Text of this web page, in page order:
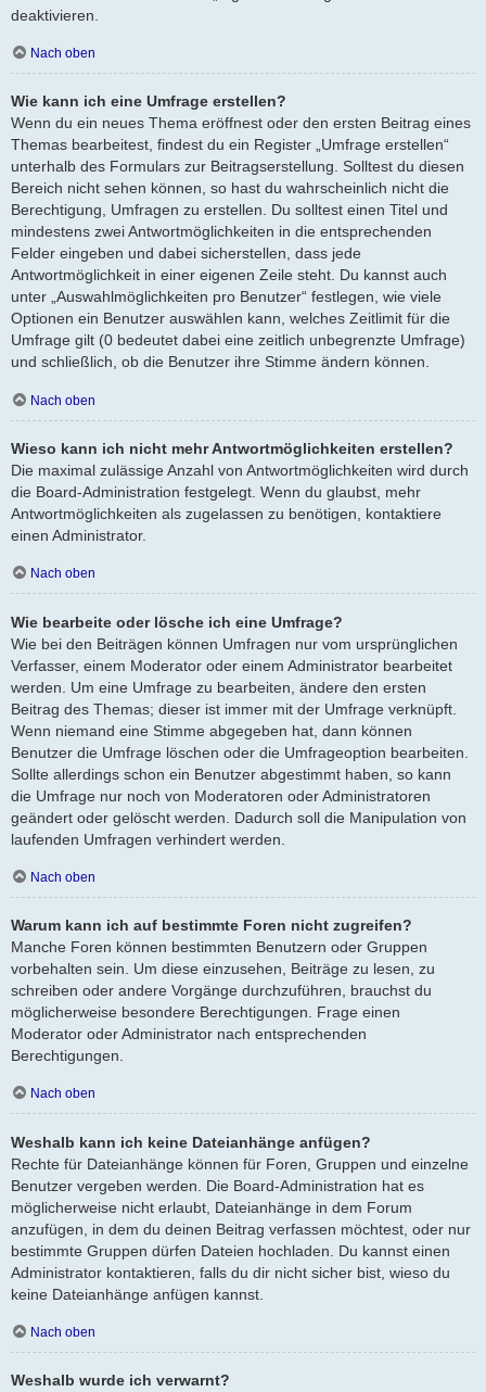
deaktivieren.
Nach oben
Wie kann ich eine Umfrage erstellen?
Wenn du ein neues Thema eröffnest oder den ersten Beitrag eines
Themas bearbeitest, findest du ein Register „Umfrage erstellen“
unterhalb des Formulars zur Beitragserstellung. Solltest du diesen
Bereich nicht sehen können, so hast du wahrscheinlich nicht die
Berechtigung, Umfragen zu erstellen. Du solltest einen Titel und
mindestens zwei Antwortmöglichkeiten in die entsprechenden
Felder eingeben und dabei sicherstellen, dass jede
Antwortmöglichkeit in einer eigenen Zeile steht. Du kannst auch
unter „Auswahlmöglichkeiten pro Benutzer“ festlegen, wie viele
Optionen ein Benutzer auswählen kann, welches Zeitlimit für die
Umfrage gilt (0 bedeutet dabei eine zeitlich unbegrenzte Umfrage)
und schließlich, ob die Benutzer ihre Stimme ändern können.
Nach oben
Wieso kann ich nicht mehr Antwortmöglichkeiten erstellen?
Die maximal zulässige Anzahl von Antwortmöglichkeiten wird durch
die Board-Administration festgelegt. Wenn du glaubst, mehr
Antwortmöglichkeiten als zugelassen zu benötigen, kontaktiere
einen Administrator.
Nach oben
Wie bearbeite oder lösche ich eine Umfrage?
Wie bei den Beiträgen können Umfragen nur vom ursprünglichen
Verfasser, einem Moderator oder einem Administrator bearbeitet
werden. Um eine Umfrage zu bearbeiten, ändere den ersten
Beitrag des Themas; dieser ist immer mit der Umfrage verknüpft.
Wenn niemand eine Stimme abgegeben hat, dann können
Benutzer die Umfrage löschen oder die Umfrageoption bearbeiten.
Sollte allerdings schon ein Benutzer abgestimmt haben, so kann
die Umfrage nur noch von Moderatoren oder Administratoren
geändert oder gelöscht werden. Dadurch soll die Manipulation von
laufenden Umfragen verhindert werden.
Nach oben
Warum kann ich auf bestimmte Foren nicht zugreifen?
Manche Foren können bestimmten Benutzern oder Gruppen
vorbehalten sein. Um diese einzusehen, Beiträge zu lesen, zu
schreiben oder andere Vorgänge durchzuführen, brauchst du
möglicherweise besondere Berechtigungen. Frage einen
Moderator oder Administrator nach entsprechenden
Berechtigungen.
Nach oben
Weshalb kann ich keine Dateianhänge anfügen?
Rechte für Dateianhänge können für Foren, Gruppen und einzelne
Benutzer vergeben werden. Die Board-Administration hat es
möglicherweise nicht erlaubt, Dateianhänge in dem Forum
anzufügen, in dem du deinen Beitrag verfassen möchtest, oder nur
bestimmte Gruppen dürfen Dateien hochladen. Du kannst einen
Administrator kontaktieren, falls du dir nicht sicher bist, wieso du
keine Dateianhänge anfügen kannst.
Nach oben
Weshalb wurde ich verwarnt?